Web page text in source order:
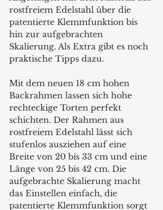
rostfreiem Edelstahl über die
patentierte Klemmfunktion bis
hin zur aufgebrachten
Skalierung. Als Extra gibt es noch
praktische Tipps dazu.
Mit dem neuen 18 cm hohen
Backrahmen lassen sich hohe
rechteckige Torten perfekt
schichten. Der Rahmen aus
rostfreiem Edelstahl lässt sich
stufenlos ausziehen auf eine
Breite von 20 bis 33 cm und eine
Länge von 25 bis 42 cm. Die
aufgebrachte Skalierung macht
das Einstellen einfach, die
patentierte Klemmfunktion sorgt